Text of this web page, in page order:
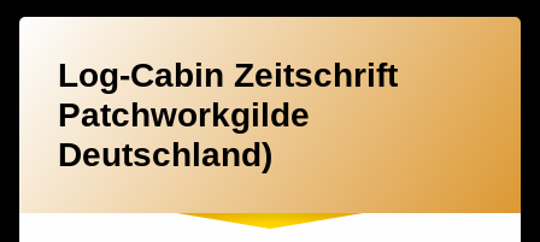
Log-Cabin Zeitschrift
Patchworkgilde
Deutschland)